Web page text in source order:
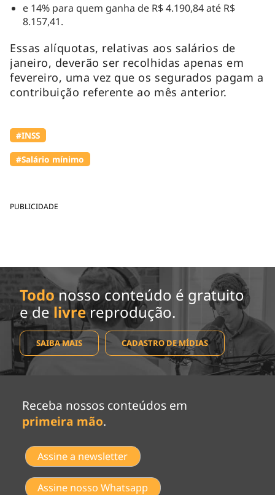
PUBLICIDADE
e 14% para quem ganha de R$ 4.190,84 até R$
8.157,41.
Essas alíquotas, relativas aos salários de
janeiro, deverão ser recolhidas apenas em
fevereiro, uma vez que os segurados pagam a
contribuição referente ao mês anterior.
#INSS
#Salário mínimo
Todo nosso conteúdo é gratuito
e de livrereprodução.
SAIBA MAIS CADASTRO DE MÍDIAS
Receba nossos conteúdos em
primeira mão.
Assine a newsletter
Assine nosso Whatsapp